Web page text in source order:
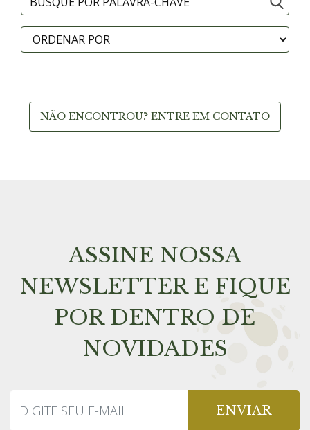
NÃO ENCONTROU? ENTRE EM CONTATO
ASSINE NOSSA
NEWSLETTER E FIQUE
POR DENTRO DE
NOVIDADES
ENVIAR